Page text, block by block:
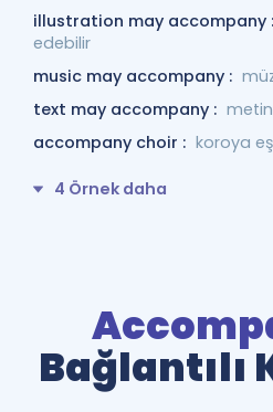
illustration may accompany :
edebilir
music may accompany :
text may accompany :
accompany choir : koroya
4 Örnek daha
Bağlantılı